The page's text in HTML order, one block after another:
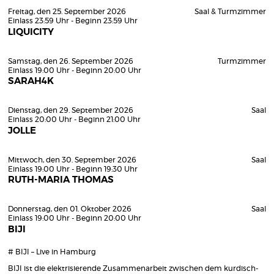
Freitag, den 25. September 2026
Einlass 23:59 Uhr - Beginn 23:59 Uhr
LIQUICITY
Saal & Turmzimmer
Samstag, den 26. September 2026
Einlass 19:00 Uhr - Beginn 20:00 Uhr
SARAH4K
Turmzimmer
Dienstag, den 29. September 2026
Einlass 20:00 Uhr - Beginn 21:00 Uhr
JOLLE
Saal
Mittwoch, den 30. September 2026
Einlass 19:00 Uhr - Beginn 19:30 Uhr
RUTH-MARIA THOMAS
Saal
Donnerstag, den 01. Oktober 2026
Einlass 19:00 Uhr - Beginn 20:00 Uhr
BIJI
Saal
# BIJI – Live in Hamburg
BIJI ist die elektrisierende Zusammenarbeit zwischen dem kurdisch-